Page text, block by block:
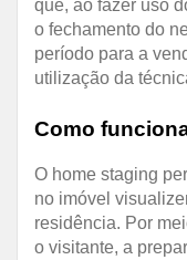
que, ao fazer uso
o fechamento do
período para a
utilização da
Como
O home staging
no imóvel
residência. Por
o visitante, a